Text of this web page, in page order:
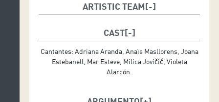
ARTISTIC TEAM
Dirección musical: Juan Jurado
Diseño de iluminación: Ernest Fuster
Espacio escénico: Joan Jorba
Diseño de vestuario: Olivier Grau
Ayudante de dirección: David de Julio
CAST
Cantantes: Adriana Aranda, Anaïs Masllorens, Joana
Estebanell, Mar Esteve, Milica Jovičić, Violeta
Alarcón.